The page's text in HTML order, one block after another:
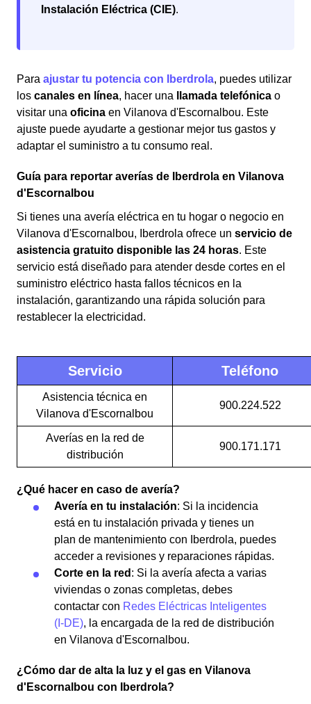
Instalación Eléctrica (CIE).
Para ajustar tu potencia con Iberdrola, puedes utilizar
los canales en línea, hacer una llamada telefónica o
visitar una oficina en Vilanova d'Escornalbou. Este
ajuste puede ayudarte a gestionar mejor tus gastos y
adaptar el suministro a tu consumo real.
Guía para reportar averías de Iberdrola en Vilanova
d'Escornalbou
Si tienes una avería eléctrica en tu hogar o negocio en
Vilanova d'Escornalbou, Iberdrola ofrece un servicio de
asistencia gratuito disponible las 24 horas. Este
servicio está diseñado para atender desde cortes en el
suministro eléctrico hasta fallos técnicos en la
instalación, garantizando una rápida solución para
restablecer la electricidad.
Servicio Teléfono
Asistencia técnica en
Vilanova d'Escornalbou
900.224.522
Averías en la red de
distribución
900.171.171
¿Qué hacer en caso de avería?
Avería en tu instalación: Si la incidencia
está en tu instalación privada y tienes un
plan de mantenimiento con Iberdrola, puedes
acceder a revisiones y reparaciones rápidas.
Corte en la red : Si la avería afecta a varias
viviendas o zonas completas, debes
contactar con Redes Eléctricas Inteligentes
(I-DE), la encargada de la red de distribución
en Vilanova d'Escornalbou.
¿Cómo dar de alta la luz y el gas en Vilanova
d'Escornalbou con Iberdrola?